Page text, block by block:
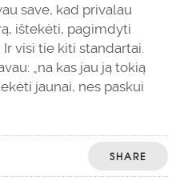
save, kad privalau
ištekėti, pagimdyti
visi tie kiti standartai.
„na kas jau ją tokią
jaunai, nes paskui
SHARE